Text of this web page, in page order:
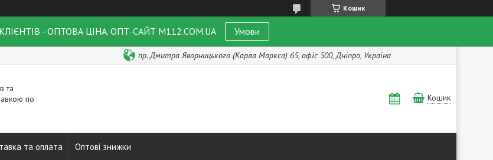
Кошик
- ОПТОВА ЦІНА. ОПТ-САЙТ M112.COM.UA Умови
пр. Дмитра Яворницького (Карла Маркса) 65, офіс 500, Дніпро, Україна
та
по
Кошик
та оплата Оптові знижки